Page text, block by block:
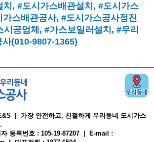
, #도시가스배관설치 , #도시가스
가스배관공사, #도시가스공사정진
시공업체 , #가스보일러설치 , #우리
(010-9807-1365)
| 가장 안전하고, 친절하게 우리동네 도시가스
등록번호 : 105-19-87207 | E-mail :